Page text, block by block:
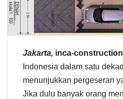
Jakarta, inca-
Indonesia dalam satu
menunjukkan pergeseran
Jika dulu banyak orang